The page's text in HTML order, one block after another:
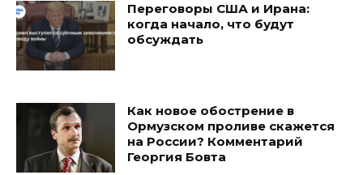
Переговоры США и Ирана:
когда начало, что будут
обсуждать
Как новое обострение в
Ормузском проливе скажется
на России? Комментарий
Георгия Бовта